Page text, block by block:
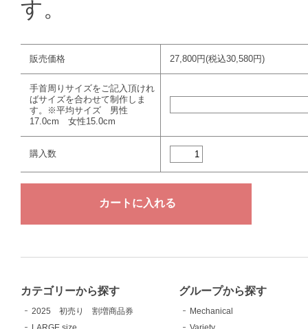
す。
販売価格 27,800円(税込30,580円)
手首周りサイズをご記入頂けれ
ばサイズを合わせて制作しま
す。※平均サイズ 男性
17.0cm 女性15.0cm
購入数
カテゴリーから探す
2025 初売り 割増商品券
グループから探す
Mechanical